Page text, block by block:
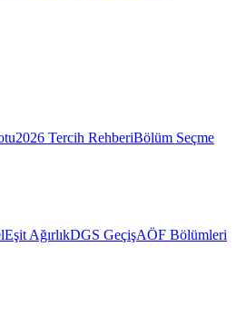
2026 Tercih RehberiBölüm Seçme
Eşit AğırlıkDGS GeçişAÖF Bölümleri